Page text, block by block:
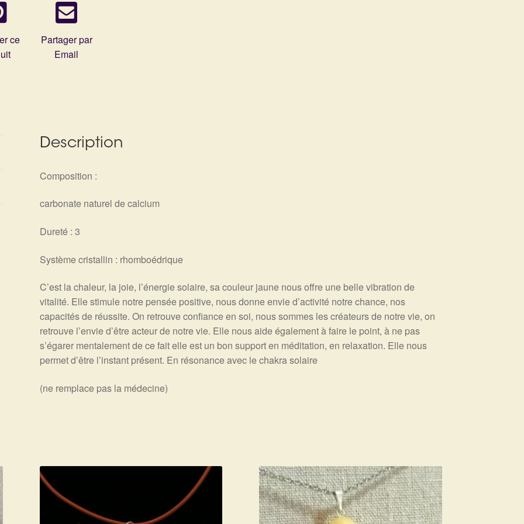
ce
Partager par
Email
Description
Composition :
carbonate naturel de calcium
Dureté : 3
Système cristallin : rhomboédrique
C’est la chaleur, la joie, l’énergie solaire, sa couleur jaune nous offre une belle vibration de
vitalité. Elle stimule notre pensée positive, nous donne envie d’activité notre chance, nos
capacités de réussite. On retrouve confiance en soi, nous sommes les créateurs de notre vie, on
retrouve l’envie d’être acteur de notre vie. Elle nous aide également à faire le point, à ne pas
s’égarer mentalement de ce fait elle est un bon support en méditation, en relaxation. Elle nous
permet d’être l’instant présent. En résonance avec le chakra solaire
(ne remplace pas la médecine)